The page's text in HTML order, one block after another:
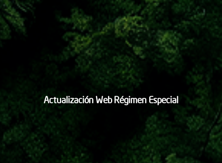
Actualización Web Régimen Especial